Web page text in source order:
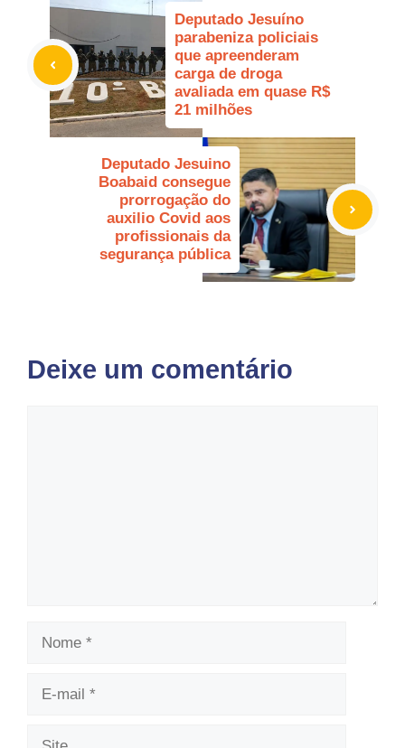
Deputado Jesuíno
parabeniza policiais
que apreenderam
carga de droga
avaliada em quase R$
21 milhões
Deputado Jesuino
Boabaid consegue
prorrogação do
auxilio Covid aos
profissionais da
segurança pública
Deixe um comentário